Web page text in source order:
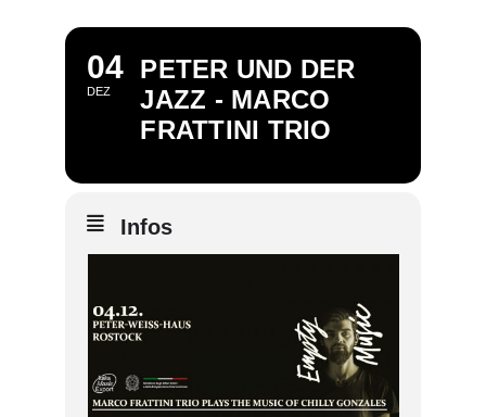
04
DEZ
PETER UND DER
JAZZ - MARCO
FRATTINI TRIO
Infos